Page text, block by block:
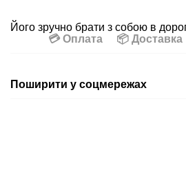
Його зручно брати з собою в
💳 Оплата
📦 Доставка
Поширити у соцмережах